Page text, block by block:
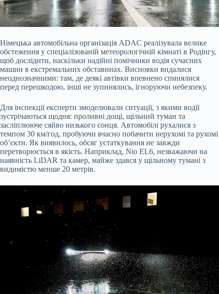
Німецька автомобільна організація ADAC реалізувала велике
обстеження у спеціалізованій метеорологічній кімнаті в Родінгу,
щоб дослідити, наскільки надійні помічники водія сучасних
машин в екстремальних обставинах. Висновки видалися
неоднозначними: там, де деякі автівки впевнено спинялися
перед перешкодою, інші не зупинялись, ігноруючи небезпеку.
Для інспекції експерти змоделювали ситуації, з якими водії
зустрічаються щодня: проливні дощі, щільний туман та
засліплююче сяйво низького сонця. Автомобілі рухалися з
темпом 30 км/год, пробуючи вчасно побачити нерухомі та рухомі
об’єкти. Як виявилось, обсяг устаткування не завжди
перетворюється в якість. Наприклад, Nio EL6, незважаючи на
наявність LiDAR та камер, майже здався у щільному тумані з
видимістю менше 20 метрів.